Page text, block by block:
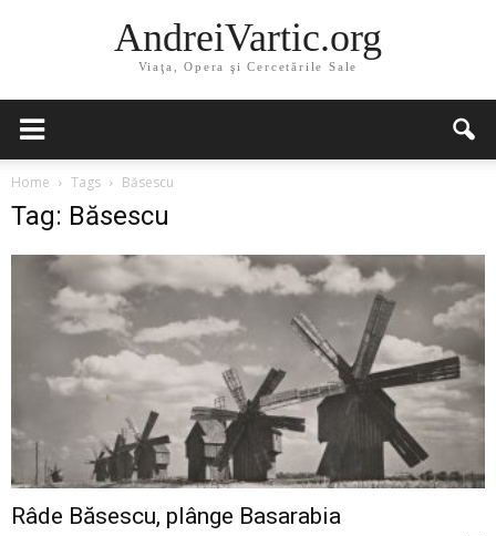
AndreiVartic.org
Viaţa, Opera şi Cercetările Sale
Home Tags Băsescu
Tag: Băsescu
Râde Băsescu, plânge Basarabia